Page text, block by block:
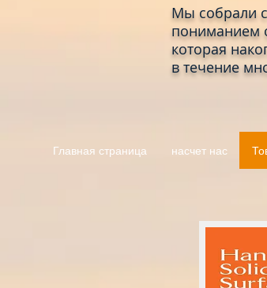
Мы собрали
пониманием
которая
в течение
Главная страница насчет нас